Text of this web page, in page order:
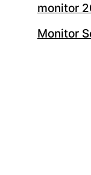
monitor
Monitor